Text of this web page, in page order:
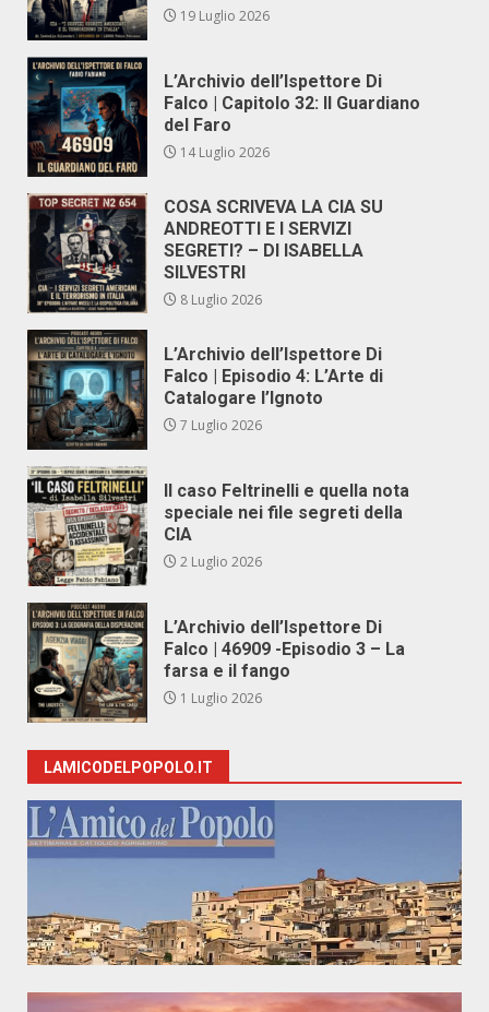
19 Luglio 2026
L’Archivio dell’Ispettore Di
Falco | Capitolo 32: Il Guardiano
del Faro
14 Luglio 2026
COSA SCRIVEVA LA CIA SU
ANDREOTTI E I SERVIZI
SEGRETI? – DI ISABELLA
SILVESTRI
8 Luglio 2026
L’Archivio dell’Ispettore Di
Falco | Episodio 4: L’Arte di
Catalogare l’Ignoto
7 Luglio 2026
Il caso Feltrinelli e quella nota
speciale nei file segreti della
CIA
2 Luglio 2026
L’Archivio dell’Ispettore Di
Falco | 46909 -Episodio 3 – La
farsa e il fango
1 Luglio 2026
LAMICODELPOPOLO.IT